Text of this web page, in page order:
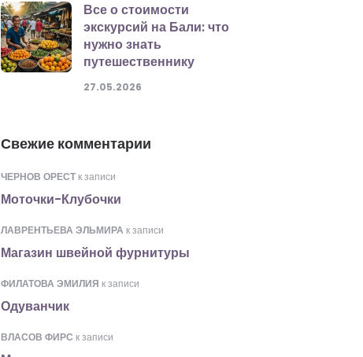
Все о стоимости
экскурсий на Бали: что
нужно знать
путешественнику
27.05.2026
Свежие комментарии
ЧЕРНОВ ОРЕСТк записи
Моточки-Клубочки
ЛАВРЕНТЬЕВА ЭЛЬМИРА к записи
Магазин швейной фурнитуры
ФИЛАТОВА ЭМИЛИЯ к записи
Одуванчик
ВЛАСОВ ФИРС к записи